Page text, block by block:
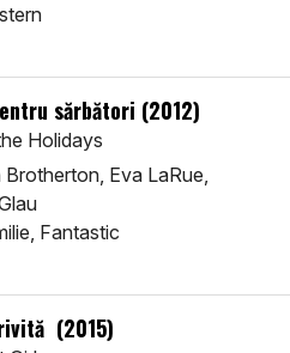
sărbători (2012)
Holidays
Brotherton, Eva LaRue,
Fantastic
(2015)